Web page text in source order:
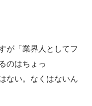
が「業界人としてフ
のはちょっ
ない。なくはないん